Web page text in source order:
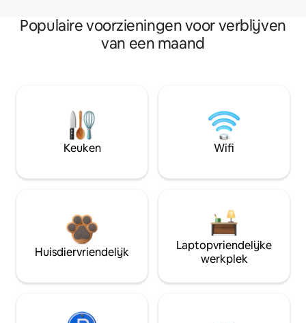
Populaire voorzieningen voor verblijven
van een maand
Keuken Wifi
Huisdiervriendelijk
Laptopvriendelijke
werkplek